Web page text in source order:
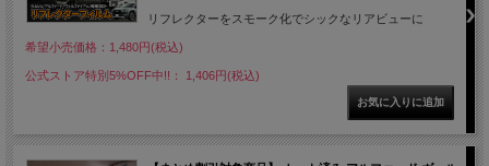
リフレクターをスモーク化でシックなリアビューに
希望小売価格：1,480円(税込)
公式ストア特別5%OFF中!!： 1,406円(税込)